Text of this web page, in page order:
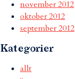
november 2012
oktober 2012
september 2012
Kategorier
allt